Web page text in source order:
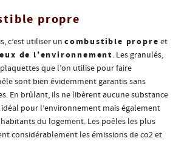
propre
c’est utiliser un combustible propre et
de l’environnement. Les granulés,
que l’on utilise pour faire
sont bien évidemment garantis sans
En brûlant, ils ne libèrent aucune substance
pour l’environnement mais également
du logement. Les poêles les plus
considérablement les émissions de co2 et